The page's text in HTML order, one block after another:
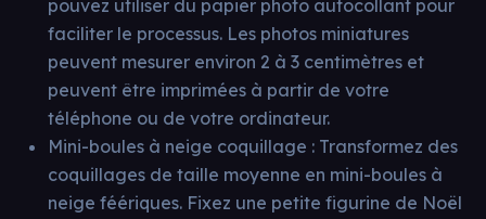
pouvez utiliser du papier photo autocollant pour
faciliter le processus. Les photos miniatures
peuvent mesurer environ 2 à 3 centimètres et
peuvent être imprimées à partir de votre
téléphone ou de votre ordinateur.
Mini-boules à neige coquillage : Transformez des
coquillages de taille moyenne en mini-boules à
neige féériques. Fixez une petite figurine de Noël